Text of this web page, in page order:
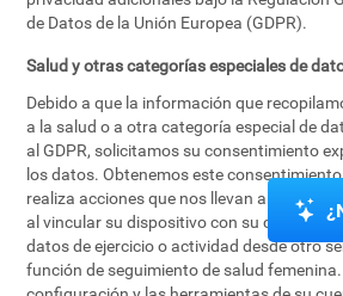
de Datos de la Unión Europea (GDPR).
Salud y otras categorías especiales de
Debido a que la información que
a la salud o a otra categoría especial de
al GDPR, solicitamos su consentimiento
los datos. Obtenemos este
realiza acciones que nos llevan a obtener
al vincular su dispositivo con su cuenta, al
datos de ejercicio o actividad desde otro
función de seguimiento de salud